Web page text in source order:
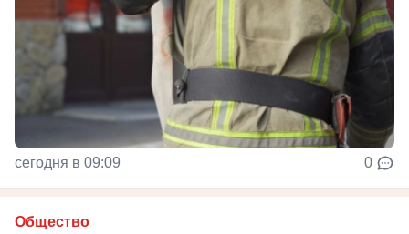
сегодня в 09:09 0
Общество